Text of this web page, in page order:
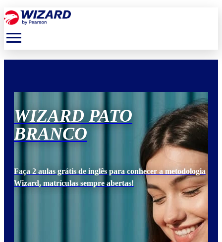
menu
WIZARD PATO
BRANCO
Faça 2 aulas grátis de inglês para conhecer a metodologia
Wizard, matrículas sempre abertas!